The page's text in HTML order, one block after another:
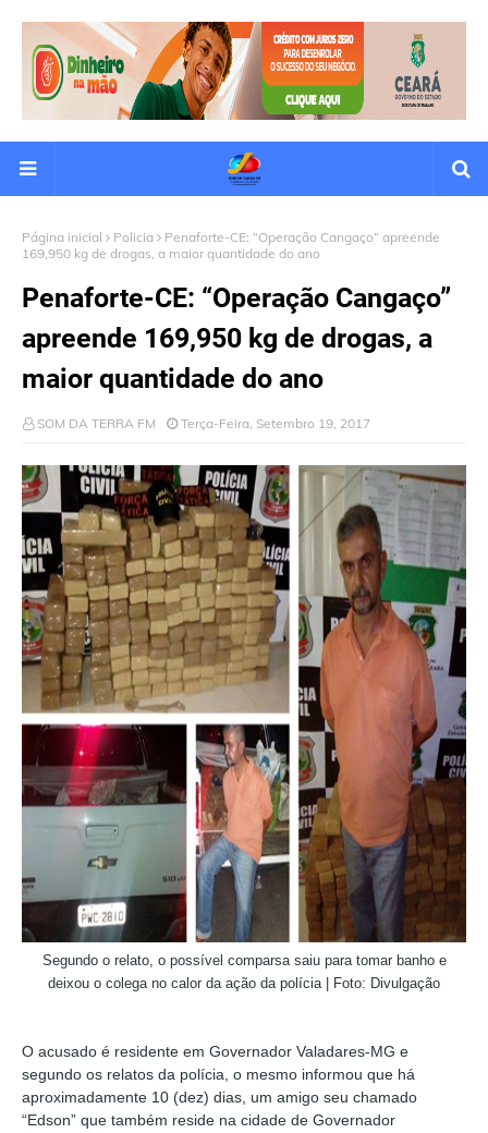
Página inicial Policia
Penaforte-CE: “Operação Cangaço” apreende
169,950 kg de drogas, a maior quantidade do ano
Penaforte-CE: “Operação Cangaço”
apreende 169,950 kg de drogas, a
maior quantidade do ano
SOM DA TERRA FM Terça-Feira, Setembro 19, 2017
Segundo o relato, o possível comparsa saiu para tomar banho e
deixou o colega no calor da ação da polícia | Foto: Divulgação
O acusado é residente em Governador Valadares-MG e
segundo os relatos da polícia, o mesmo informou que há
aproximadamente 10 (dez) dias, um amigo seu chamado
“Edson” que também reside na cidade de Governador